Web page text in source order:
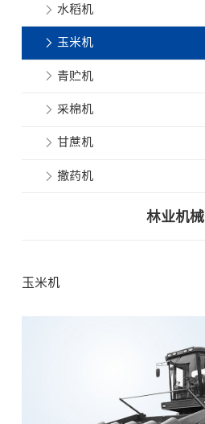
水稻机
玉米机
青贮机
采棉机
甘蔗机
撒药机
林业机械
玉米机